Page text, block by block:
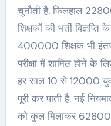
चुनौती है. फिलहाल
शिक्षकों की भर्ती
400000 शिक्षक भी
परीक्षा में शामिल होने के
हर साल 10 से 12000
पूरी कर पाती है. नई
को कुल मिलाकर 628000